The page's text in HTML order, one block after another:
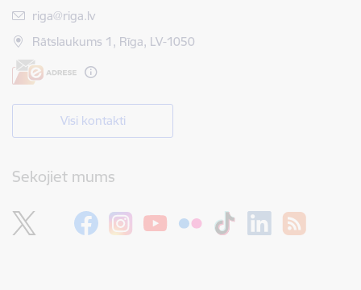
E-pasts:
riga@riga.lv
Rātslaukums 1, Rīga, LV-1050
Visi kontakti
Sekojiet mums